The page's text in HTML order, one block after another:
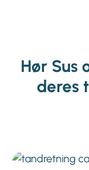
Hør Sus
deres